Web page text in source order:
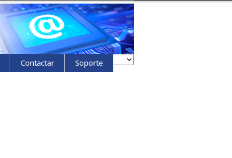
Contactar Soporte